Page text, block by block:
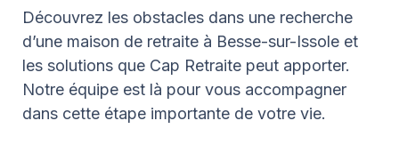
Découvrez les obstacles dans une recherche
d’une maison de retraite à Besse-sur-Issole et
les solutions que Cap Retraite peut apporter.
Notre équipe est là pour vous accompagner
dans cette étape importante de votre vie.